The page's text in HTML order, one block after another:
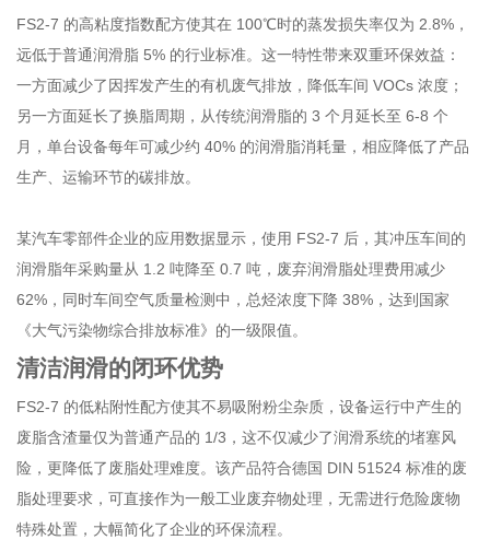
FS2-7 的高粘度指数配方使其在 100℃时的蒸发损失率仅为 2.8%，
远低于普通润滑脂 5% 的行业标准。这一特性带来双重环保效益：
一方面减少了因挥发产生的有机废气排放，降低车间 VOCs 浓度；
另一方面延长了换脂周期，从传统润滑脂的 3 个月延长至 6-8 个
月，单台设备每年可减少约 40% 的润滑脂消耗量，相应降低了产品
生产、运输环节的碳排放。
某汽车零部件企业的应用数据显示，使用 FS2-7 后，其冲压车间的
润滑脂年采购量从 1.2 吨降至 0.7 吨，废弃润滑脂处理费用减少
62%，同时车间空气质量检测中，总烃浓度下降 38%，达到国家
《大气污染物综合排放标准》的一级限值。
清洁润滑的闭环优势
FS2-7 的低粘附性配方使其不易吸附粉尘杂质，设备运行中产生的
废脂含渣量仅为普通产品的 1/3，这不仅减少了润滑系统的堵塞风
险，更降低了废脂处理难度。该产品符合德国 DIN 51524 标准的废
脂处理要求，可直接作为一般工业废弃物处理，无需进行危险废物
特殊处置，大幅简化了企业的环保流程。